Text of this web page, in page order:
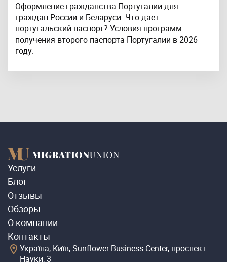
Оформление гражданства Португалии для
граждан России и Беларуси. Что дает
португальский паспорт? Условия программ
получения второго паспорта Португалии в 2026
году.
Услуги
Блог
Отзывы
Обзоры
О компании
Контакты
Україна, Київ, Sunflower Business Center, проспект
Науки, 3